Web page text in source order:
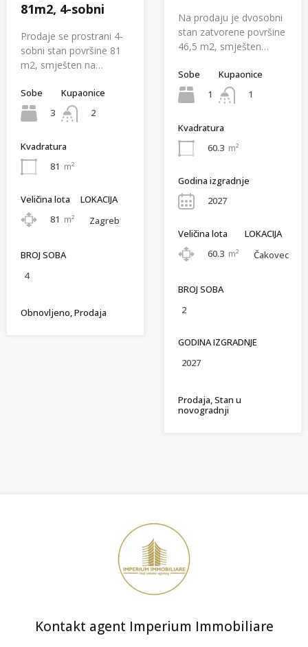
81m2, 4-sobni
Prodaje se prostrani 4-
sobni stan površine 81
m2, smješten na…
Sobe
3
Kupaonice
2
Kvadratura
81 m²
Veličina lota
81 m²
LOKACIJA
Zagreb
BROJ SOBA
4
Obnovljeno, Prodaja
Na prodaju je dvosobni
stan zatvorene površine
46,5 m2, smješten…
Sobe
1
Kupaonice
1
Kvadratura
60.3 m²
Godina izgradnje
2027
Veličina lota
60.3 m²
LOKACIJA
Čakovec
BROJ SOBA
2
GODINA IZGRADNJE
2027
Prodaja, Stan u
novogradnji
Kontakt agent Imperium Immobiliare